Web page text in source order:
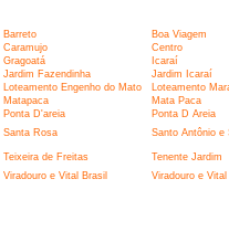
Barreto Boa Viagem
Caramujo Centro
Gragoatá Icaraí
Jardim Fazendinha Jardim Icaraí
Loteamento Engenho do Mato Loteamento
Matapaca Mata Paca
Ponta D'areia Ponta D Areia
Santa Rosa Santo Antônio e
Teixeira de Freitas Tenente Jardim
Viradouro e Vital Brasil Viradouro e Vital